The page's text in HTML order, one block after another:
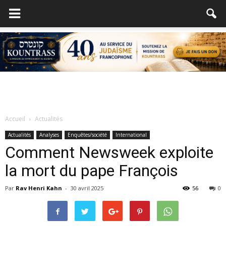
Accueil Actualités
Actualités Analyses Enquêtes/société International
Comment Newsweek exploite
la mort du pape François
Par Rav Henri Kahn - 30 avril 2025 0
56